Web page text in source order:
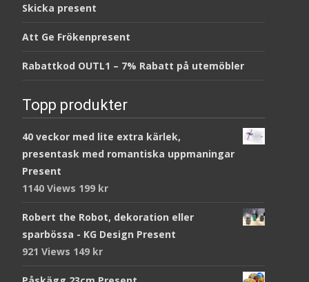
Skicka present
Att Ge Frökenpresent
Rabattkod OUTL1 – 7% Rabatt på utemöbler
Topp produkter
40 veckor med lite extra kärlek,
presentask med romantiska uppmaningar
Present
1140 Views 199 kr
Robert the Robot, dekoration eller
sparbössa - KG Design Present
921 Views 149 kr